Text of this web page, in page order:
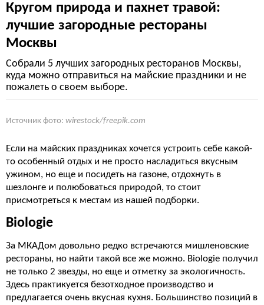
Кругом природа и пахнет травой:
лучшие загородные рестораны
Москвы
Собрали 5 лучших загородных ресторанов Москвы,
куда можно отправиться на майские праздники и не
пожалеть о своем выборе.
Источник фото: wirestock/freepik.com
Если на майских праздниках хочется устроить себе какой-
то особенный отдых и не просто насладиться вкусным
ужином, но еще и посидеть на газоне, отдохнуть в
шезлонге и полюбоваться природой, то стоит
присмотреться к местам из нашей подборки.
Biologie
За МКАДом довольно редко встречаются мишленовские
рестораны, но найти такой все же можно. Biologie получил
не только 2 звезды, но еще и отметку за экологичность.
Здесь практикуется безотходное производство и
предлагается очень вкусная кухня. Большинство позиций в